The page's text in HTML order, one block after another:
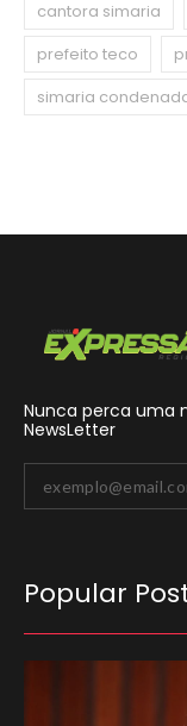
cantora simaria
prefeito teco
simaria
Nunca perca uma
NewsLetter
Popular